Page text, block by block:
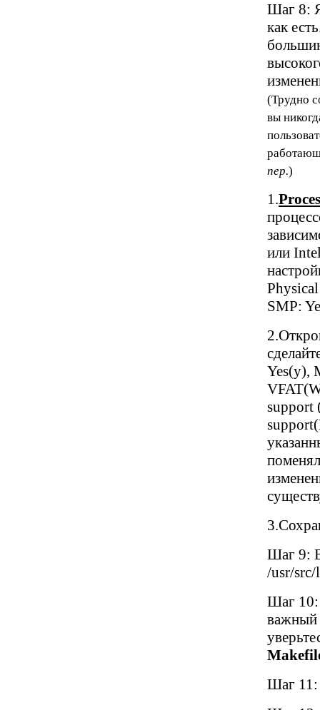
Шаг 8:
как
(Трудно
вы
пер.)
1.
или
SMP:
Yes(y),
support
Шаг 9:
/usr/
Шаг 10:
важный
Шаг 11: